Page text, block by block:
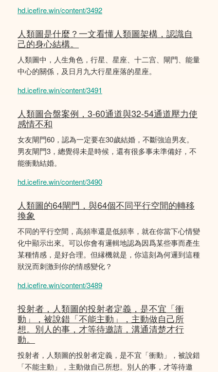
hd.icefire.win/content/3492
人類圖是什麼？一文看懂人類圖架構，認識自
己的身心結構。
人類圖中，人生角色，行星、星座、十二宫、閘門、能量
中心的關係，及日月九大行星座落的星座。
hd.icefire.win/content/3491
人類圖合盤案例，3-60通道與32-54通道壓力使
感情不和
女友閘門60，認為一定要在30歲結婚，不斷強迫男友。
男友閘門3，總覺得未是時候，還有很多事未準備好，不
能衝動結婚。
hd.icefire.win/content/3490
人類圖的64閘門，與64個不同平行空間的轉移
換象
不同的平行空間，高頻率還是低頻率，就在你當下心情變
化中顯示出來。可以你會有邏輯地認為因爲某些事而產生
某種情感，是好合理。但縁機就是，你這刻為何邏到這種
狀況而刺激到你的情感變化？
hd.icefire.win/content/3489
投射者，人類圖的投射者定義，是不宜「衝
動」，被說錯「不能主動」，主動做自己所
想。別人的事，才等待邀請，溝通清楚才行
動。
投射者，人類圖的投射者定義，是不宜「衝動」，被說錯
「不能主動」，主動做自己所想。別人的事，才等待邀